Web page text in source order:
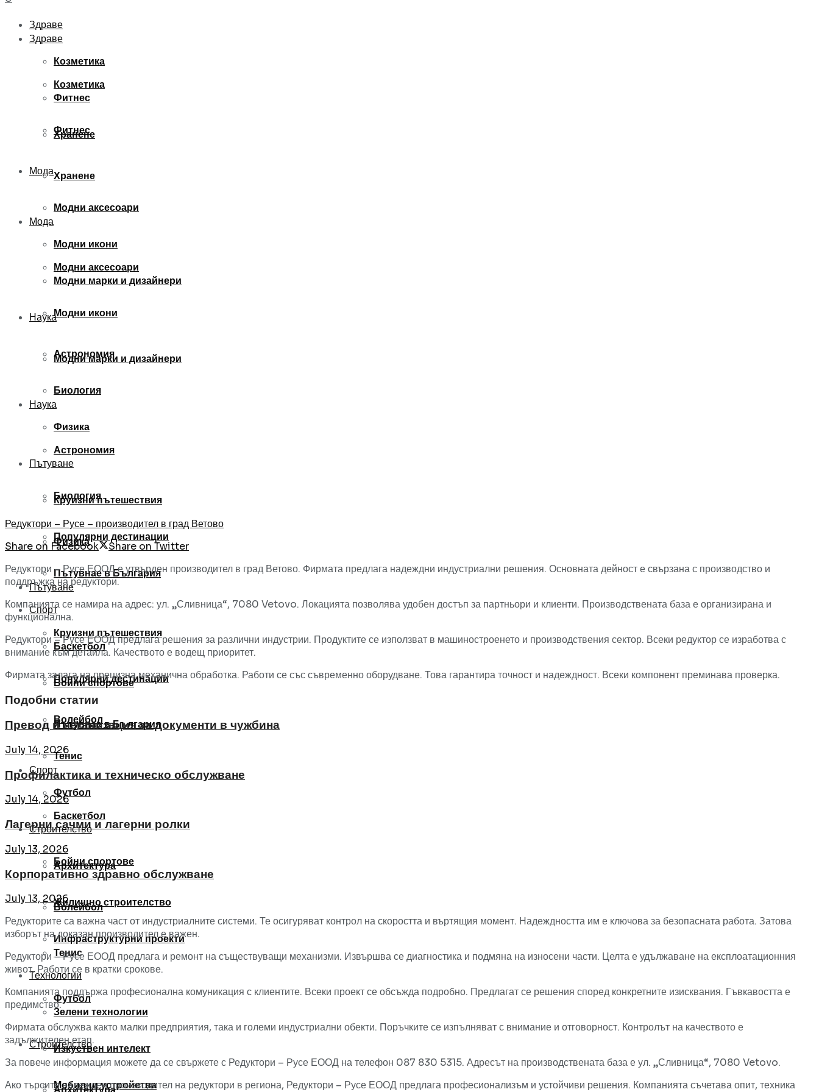
Здраве
Козметика
Фитнес
Хранене
Мода
Модни аксесоари
Модни икони
Модни марки и дизайнери
Наука
Астрономия
Биология
Физика
Пътуване
Круизни пътешествия
Популярни дестинации
Пътувнае в България
Спорт
Баскетбол
Бойни спортове
Волейбол
Тенис
Футбол
Строителство
Здраве
Козметика
Фитнес
Хранене
Мода
Модни аксесоари
Модни икони
Модни марки и дизайнери
Наука
Астрономия
Биология
Физика
Пътуване
Круизни пътешествия
Популярни дестинации
Пътувнае в България
Спорт
Баскетбол
Бойни спортове
Волейбол
Тенис
Футбол
Строителство
Архитектура
Жилищно строителство
Инфраструктурни проекти
Технологии
Зелени технологии
Изкуствен интелект
Мобилни устройства
Редуктори – Русе – производител в град Ветово
Share on Facebook
Share on Twitter
Редуктори – Русе ЕООД е утвърден производител в град Ветово. Фирмата предлага надеждни индустриални решения. Основната дейност е свързана с производство и
поддръжка на редуктори.
Компанията се намира на адрес: ул. „Сливница“, 7080 Vetovo. Локацията позволява удобен достъп за партньори и клиенти. Производствената база е организирана и
функционална.
Редуктори – Русе ЕООД предлага решения за различни индустрии. Продуктите се използват в машиностроенето и производствения сектор. Всеки редуктор се изработва с
внимание към детайла. Качеството е водещ приоритет.
Фирмата залага на прецизна механична обработка. Работи се със съвременно оборудване. Това гарантира точност и надеждност. Всеки компонент преминава проверка.
Подобни статии
Превод и легализация за документи в чужбина
July 14, 2026
Профилактика и техническо обслужване
July 14, 2026
Лагерни сачми и лагерни ролки
July 13, 2026
Корпоративно здравно обслужване
July 13, 2026
Редукторите са важна част от индустриалните системи. Те осигуряват контрол на скоростта и въртящия момент. Надеждността им е ключова за безопасната работа. Затова
изборът на доказан производител е важен.
Редуктори – Русе ЕООД предлага и ремонт на съществуващи механизми. Извършва се диагностика и подмяна на износени части. Целта е удължаване на експлоатационния
живот. Работи се в кратки срокове.
Компанията поддържа професионална комуникация с клиентите. Всеки проект се обсъжда подробно. Предлагат се решения според конкретните изисквания. Гъвкавостта е
предимство.
Фирмата обслужва както малки предприятия, така и големи индустриални обекти. Поръчките се изпълняват с внимание и отговорност. Контролът на качеството е
задължителен етап.
За повече информация можете да се свържете с Редуктори – Русе ЕООД на телефон 087 830 5315. Адресът на производствената база е ул. „Сливница“, 7080 Vetovo.
Ако търсите надежден производител на редуктори в региона, Редуктори – Русе ЕООД предлага професионализъм и устойчиви решения. Компанията съчетава опит, техника